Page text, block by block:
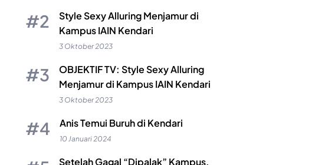
Style Sexy Alluring Menjamur di
Kampus IAIN Kendari
3 Oktober 2023
OBJEKTIF TV: Style Sexy Alluring
Menjamur di Kampus IAIN Kendari
3 Oktober 2023
Anis Temui Buruh di Kendari
10 Januari 2024
Setelah Gagal “Dipalak” Kampus,